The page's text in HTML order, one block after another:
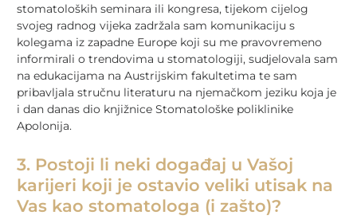
stomatoloških seminara ili kongresa, tijekom cijelog
svojeg radnog vijeka zadržala sam komunikaciju s
kolegama iz zapadne Europe koji su me pravovremeno
informirali o trendovima u stomatologiji, sudjelovala sam
na edukacijama na Austrijskim fakultetima te sam
pribavljala stručnu literaturu na njemačkom jeziku koja je
i dan danas dio knjižnice Stomatološke poliklinike
Apolonija.
3. Postoji li neki događaj u Vašoj
karijeri koji je ostavio veliki utisak na
Vas kao stomatologa (i zašto)?